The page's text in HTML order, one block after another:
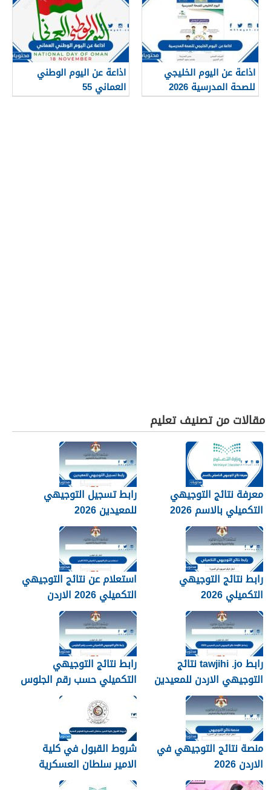
اذاعة عن اليوم الخليجي
للصحة المدرسية 2026
اذاعة عن اليوم الوطني
العماني 55
مقالات من تصنيف تعليم
معرفة نتائج التوجيهي
التكميلي بالاسم 2026
رابط تسجيل التوجيهي
للمعيدين 2026
رابط نتائج التوجيهي
التكميلي 2026
استعلام عن نتائج التوجيهي
التكميلي 2026 الاردن
رابط tawjihi .jo نتائج
التوجيهي الاردن للمعيدين
2026
رابط نتائج التوجيهي
التكميلي حسب رقم الجلوس
2026 الاردن
منصة نتائج التوجيهي في
الاردن 2026
شروط القبول في كلية
الامير سلطان العسكرية
للعلوم الصحية 1448